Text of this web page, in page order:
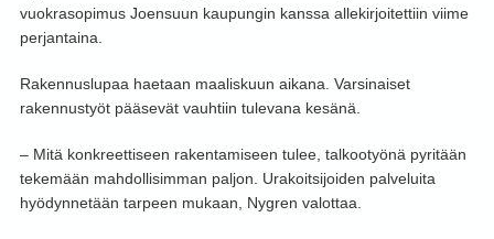
vuokrasopimus Joensuun kaupungin kanssa allekirjoitettiin viime
perjantaina.
Rakennuslupaa haetaan maaliskuun aikana. Varsinaiset
rakennustyöt pääsevät vauhtiin tulevana kesänä.
– Mitä konkreettiseen rakentamiseen tulee, talkootyönä pyritään
tekemään mahdollisimman paljon. Urakoitsijoiden palveluita
hyödynnetään tarpeen mukaan, Nygren valottaa.